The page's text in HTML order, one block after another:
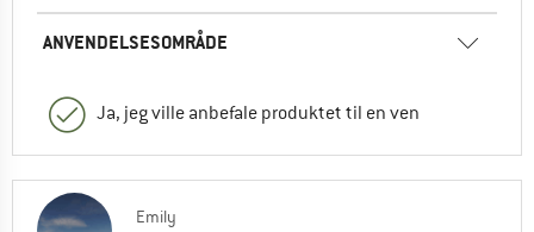
ANVENDELSESOMRÅDE
Ja, jeg ville anbefale produktet til en ven
Emily